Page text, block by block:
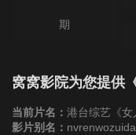
期
第20220107期
窝窝影院为您提供
当前片名： 港台综艺《
影片别名：